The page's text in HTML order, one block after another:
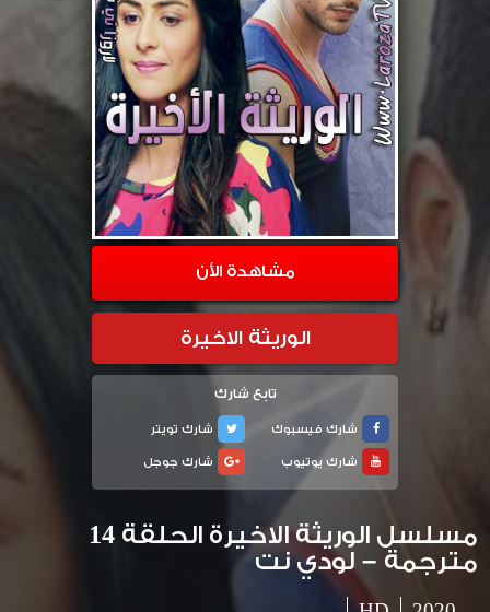
مشاهدة الأن
الوريثة الاخيرة
تابع شارك
شارك فيسبوك
شارك تويتر
شارك يوتيوب
شارك جوجل
مسلسل الوريثة الاخيرة الحلقة 14
مترجمة – لودي نت